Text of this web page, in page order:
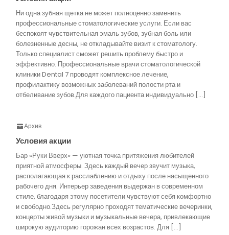
Ни одна зубная щетка не может полноценно заменить
профессиональные стоматологические услуги. Если вас
беспокоят чувствительная эмаль зубов, зубная боль или
болезненные десны, не откладывайте визит к стоматологу.
Только специалист сможет решить проблему быстро и
эффективно. Профессиональные врачи стоматологической
клиники Dental 7 проводят комплексное лечение,
профилактику возможных заболеваний полости рта и
отбеливание зубов.Для каждого пациента индивидуально […]
Архив
Условия акции
Бар «Руки Вверх» — уютная точка притяжения любителей
приятной атмосферы. Здесь каждый вечер звучит музыка,
располагающая к расслаблению и отдыху после насыщенного
рабочего дня. Интерьер заведения выдержан в современном
стиле, благодаря этому посетители чувствуют себя комфортно
и свободно.Здесь регулярно проходят тематические вечеринки,
концерты живой музыки и музыкальные вечера, привлекающие
широкую аудиторию горожан всех возрастов. Для […]